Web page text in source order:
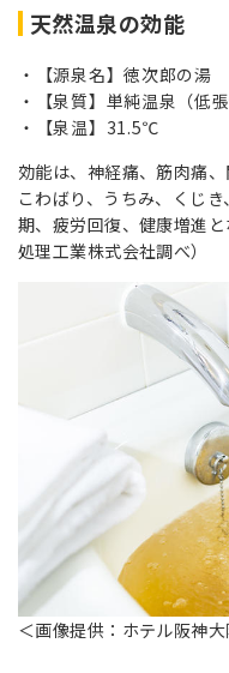
天然温泉の効能
【源泉名】徳次郎の湯
【泉質】単純温泉（低
【泉温】31.5℃
効能は、神経痛、筋肉痛
こわばり、うちみ、くじ
期、疲労回復、健康増進
処理工業株式会社調べ）
＜画像提供：ホテル阪神大